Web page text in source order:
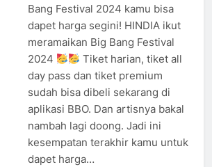
Bang Festival 2024 kamu bisa
dapet harga segini! HINDIA ikut
meramaikan Big Bang Festival
2024
Tiket harian, tiket all
day pass dan tiket premium
sudah bisa dibeli sekarang di
aplikasi BBO. Dan artisnya bakal
nambah lagi doong. Jadi ini
kesempatan terakhir kamu untuk
dapet harga…